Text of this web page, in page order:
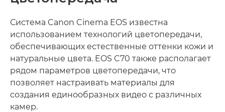
Система Canon Cinema EOS известна
использованием технологий цветопередачи,
обеспечивающих естественные оттенки кожи и
натуральные цвета. EOS C70 также располагает
рядом параметров цветопередачи, что
позволяет настраивать материалы для
создания единообразных видео с различных
камер.